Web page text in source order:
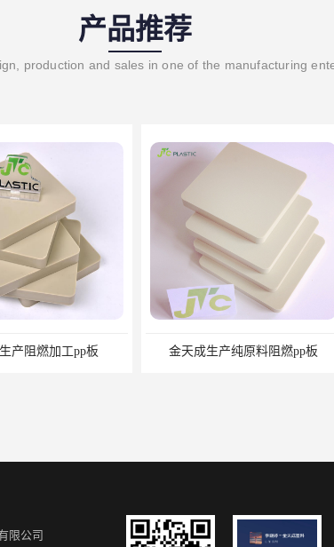
产品推荐
production and sales in one of the manufacturing
金天成生产纯原料阻燃pp板
限公司